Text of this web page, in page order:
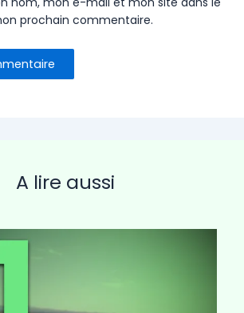
prochain commentaire.
A lire aussi